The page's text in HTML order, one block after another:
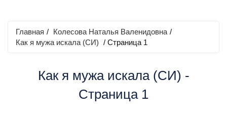
Главная / Колесова Наталья Валенидовна /
Как я мужа искала (СИ) / Страница 1
Как я мужа искала (СИ) -
Страница 1